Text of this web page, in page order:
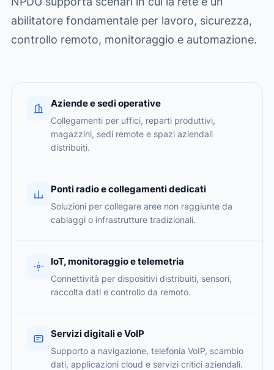
abilitatore fondamentale per lavoro, sicurezza,
controllo remoto, monitoraggio e automazione.
Aziende e sedi operative
Collegamenti per uffici, reparti produttivi,
magazzini, sedi remote e spazi aziendali
distribuiti.
Ponti radio e collegamenti dedicati
Soluzioni per collegare aree non raggiunte da
cablaggi o infrastrutture tradizionali.
IoT, monitoraggio e telemetria
Connettività per dispositivi distribuiti, sensori,
raccolta dati e controllo da remoto.
Servizi digitali e VoIP
Supporto a navigazione, telefonia VoIP, scambio
dati, applicazioni cloud e servizi critici aziendali.